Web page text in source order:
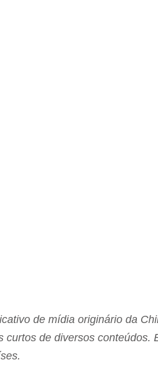
de mídia originário da
curtos de diversos